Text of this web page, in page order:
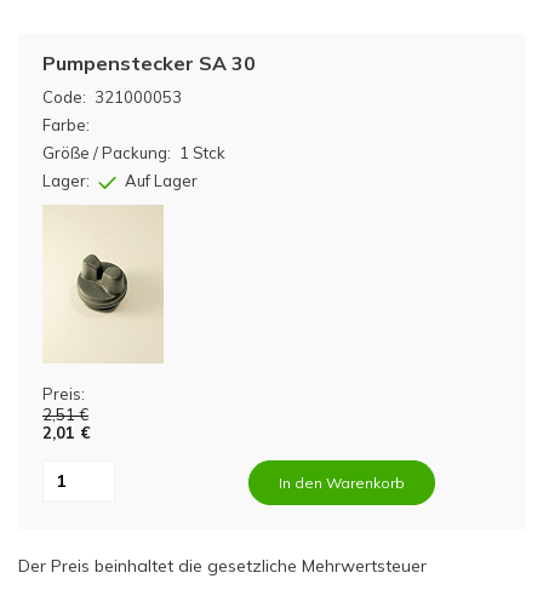
Code: 321000053
Pumpenstecker SA 30
Farbe:
Größe / Packung:
1 Stck
Lager:
Auf Lager
Preis:
2,51 €
2,01 €
In den Warenkorb
Der Preis beinhaltet die gesetzliche Mehrwertsteuer